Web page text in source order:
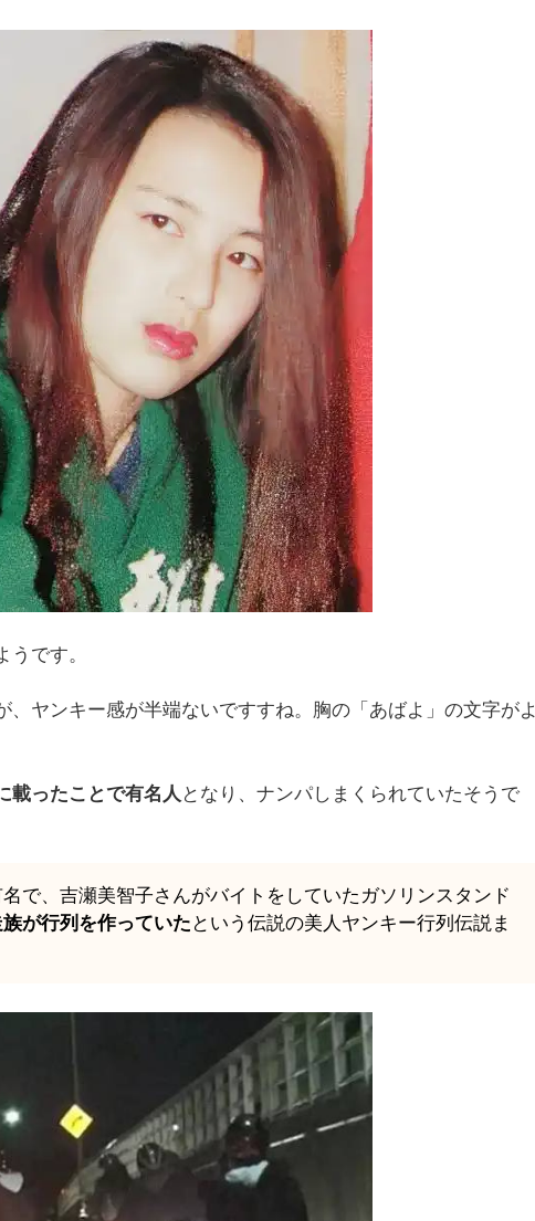
です。
ヤンキー感が半端ないですすね。胸の「あばよ」の文字がよ
載ったことで有名人 となり、ナンパしまくられていたそうで
で、吉瀬美智子さんがバイトをしていたガソリンスタンド
が行列を作っていた という伝説の美人ヤンキー行列伝説ま